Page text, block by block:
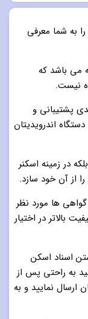
به شما معرفی
می باشد که
نیست.
پشتیبانی و
اندرویدیتان
در زمینه اسکنر
از آن خود سازد.
گواهی ها مورد نظر
بالاتر در اختیار
اسناد اسکن
به راحتی پس از
ارسال نمایید و به